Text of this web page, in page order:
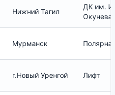
Нижний Тагил
ДК им.
Окунева
Мурманск
г.Новый Уренгой Лифт